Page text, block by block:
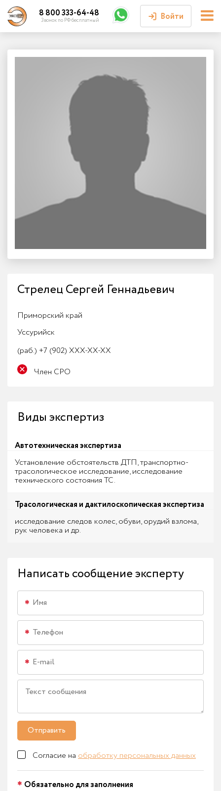
Войти
Войти или
зарегистрироваться
Личный кабинет
8 800 333-64-48
Звонок по РФ бесплатный
Стрелец Сергей Геннадьевич
Приморский край
Уссурийск
(раб.) +7 (902) XXX-XX-XX
Член СРО
Виды экспертиз
Автотехническая экспертиза
Установление обстоятельств ДТП, транспортно-
трасологическое исследование, исследование
технического состояния ТС.
Трасологическая и дактилоскопическая экспертиза
исследование следов колес, обуви, орудий взлома,
рук человека и др.
Написать сообщение эксперту
Отправить
Согласие на обработку персональных данных
Обязательно для заполнения